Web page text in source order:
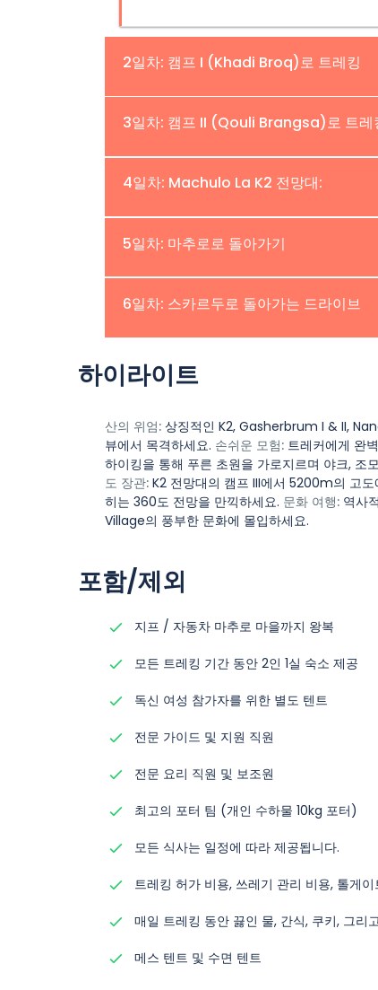
2일차: 캠프 I (Khadi Broq)로 트레킹
위치:Khadi Broq | 고도:3,200m
3200m에 위치한 Camp I인 Khadi Broq
제공합니다.
3일차: 캠프 II (Qouli Brangsa)로 트레
위치:Qouli Brangsa | 고도:4.150m
그들의 가축을 만나고, 버터와 치즈를
을 관찰하는 독특한 경험을 즐기세요.
4일차: Machulo La K2 전망대:
위치:Machulo La | 고도:5,200m
른 초원을 가로지르며 야생 동물, 지역
K2, 가셔브룸 산맥, 브로드 피크, 마샤브
아첸 빙하, 초르바트 계곡, 난가 파르바
5일차: 마추로로 돌아가기
위치:Machulo | 고도:2,700m
결하여 재충전하세요.
6일차: 스카르두로 돌아가는 드라이브
위치:Skardu | 고도:2.230m
하룻밤을 보내세요. 길기트-발티스탄의
이 지역의 그림 같은 풍경이 포함됩니다.
하이라이트
산의 위엄: 상징적인 K2, Gasherbrum I & II,
뷰에서 목격하세요. 손쉬운 모험: 트레커에게 완
하이킹을 통해 푸른 초원을 가로지르며 야크,
도 장관: K2 전망대의 캠프 III에서 5200m의 고
히는 360도 전망을 만끽하세요. 문화 여행: 역사
Village의 풍부한 문화에 몰입하세요.
포함/제외
지프 / 자동차 마추로 마을까지 왕복
모든 트레킹 기간 동안 2인 1실 숙소 제공
독신 여성 참가자를 위한 별도 텐트
전문 가이드 및 지원 직원
전문 요리 직원 및 보조원
최고의 포터 팀 (개인 수하물 10kg 포터)
모든 식사는 일정에 따라 제공됩니다.
트레킹 허가 비용, 쓰레기 관리 비용, 톨게
매일 트레킹 동안 끓인 물, 간식, 쿠키, 그리
메스 텐트 및 수면 텐트